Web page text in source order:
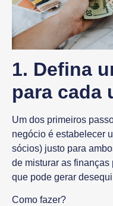
1. Defina
para cada
Um dos primeiros
negócio é estabelecer
sócios) justo para
de misturar as
que pode gerar
Como fazer?